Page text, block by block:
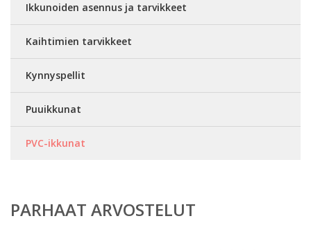
Ikkunoiden asennus ja tarvikkeet
Kaihtimien tarvikkeet
Kynnyspellit
Puuikkunat
PVC-ikkunat
PARHAAT ARVOSTELUT